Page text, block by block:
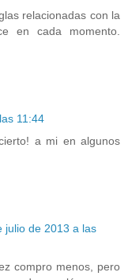
relacionadas con la
en cada momento.
11:44
a mi en algunos
julio de 2013 a las
compro menos, pero